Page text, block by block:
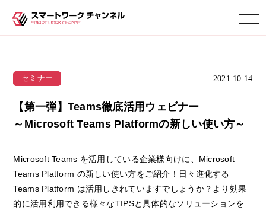
toggle navigation
セミナー 2021.10.14
【第一弾】Teams徹底活用ウェビナー
～Microsoft Teams Platformの新しい使い方～
Microsoft Teams を活用している企業様向けに、Microsoft
Teams Platform の新しい使い方をご紹介！日々進化する
Teams Platform は活用しきれていますでしょうか？より効果
的に活用利用できる様々なTIPSと具体的なソリューションを